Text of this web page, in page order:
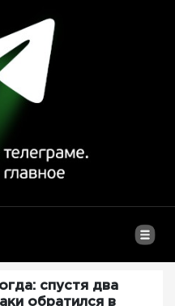
спустя два
обратился в